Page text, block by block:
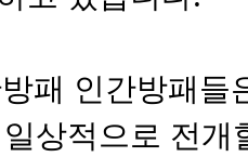
패 인간방패들
상적으로 전